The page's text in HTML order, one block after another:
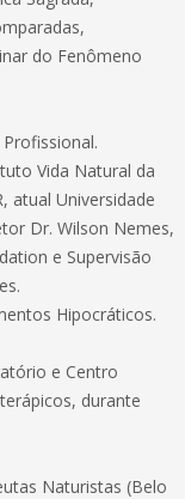
do Fenômeno
Vida Natural da
atual Universidade
Dr. Wilson Nemes,
e Supervisão
Hipocráticos.
e Centro
durante
Naturistas (Belo